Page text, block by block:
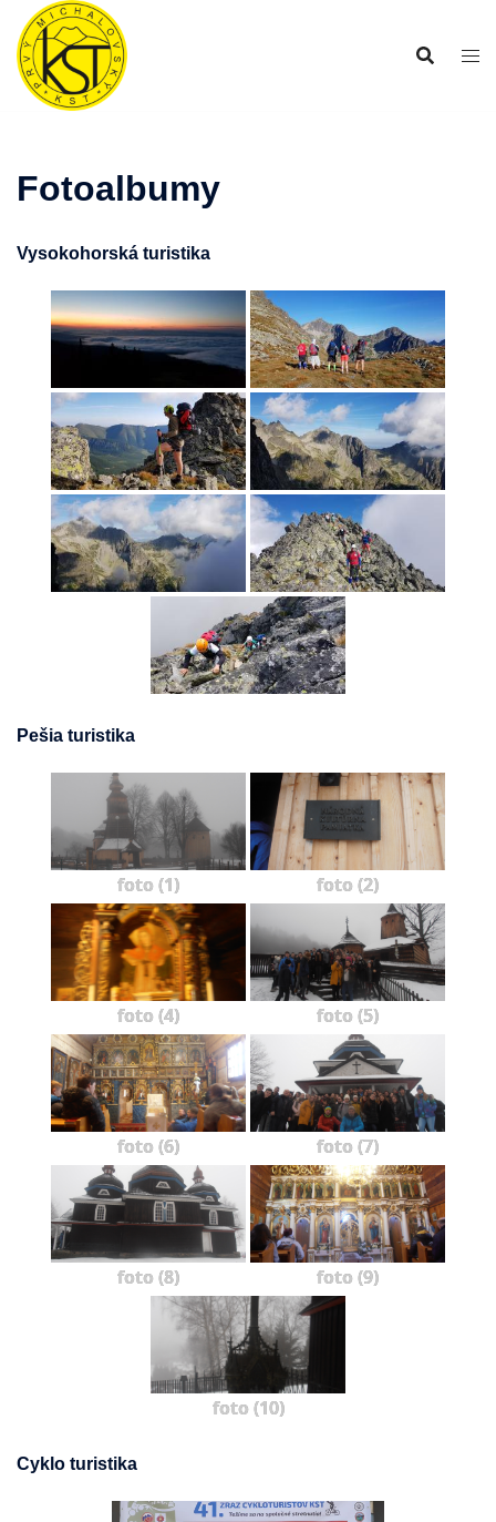
Preskočiť
obsah
Fotoalbumy
Vysokohorská turistika
Pešia turistika
foto (1) foto (2)
foto (4) foto (5)
foto (6) foto (7)
foto (8) foto (9)
foto (10)
Cyklo turistika